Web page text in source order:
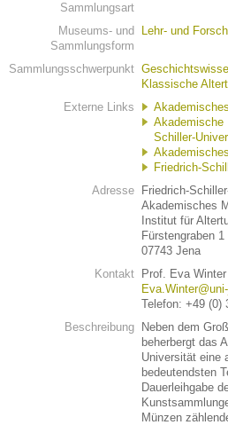
Sammlungsart
Museums- und
Sammlungsform
Lehr- und
Sammlungsschwerpunkt
Klassische
Externe Links
Akademische
Schiller-
Friedrich-
Adresse
Friedrich-
Akademisches
Institut für
Fürstengraben 1
07743 Jena
Kontakt
Prof. Eva
Telefon: +49 (0)
Beschreibung
Neben dem
beherbergt das
Universität eine
bedeutendsten
Dauerleihgabe
Münzen